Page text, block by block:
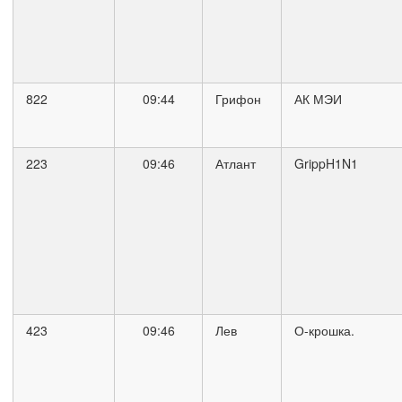
822 09:44 Грифон АК МЭИ
223 09:46 Атлант GrippH1N1
423 09:46 Лев О-крошка.